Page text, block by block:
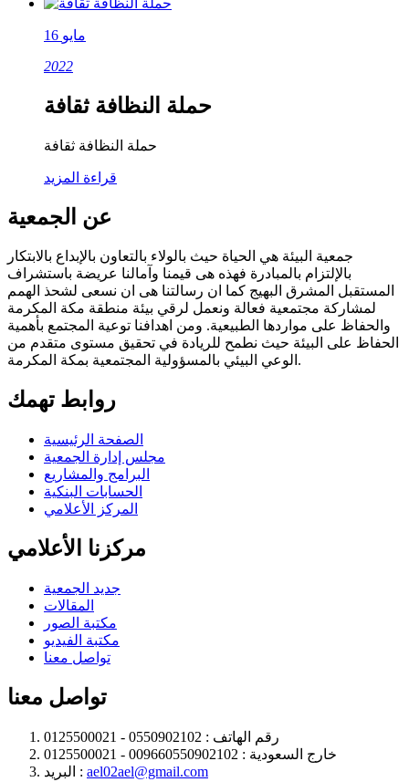
16 مايو
2022
حملة النظافة ثقافة
حملة النظافة ثقافة
قراءة المزيد
عن الجمعية
جمعية البيئة هي الحياة حيث بالولاء بالتعاون بالإبداع بالابتكار
بالإلتزام بالمبادرة فهذه هى قيمنا وآمالنا عريضة باستشراف
المستقبل المشرق البهيج كما ان رسالتنا هى ان نسعى لشحذ الهمم
لمشاركة مجتمعية فعالة ونعمل لرقي بيئة منطقة مكة المكرمة
والحفاظ على مواردها الطبيعية. ومن اهدافنا توعية المجتمع بأهمية
الحفاظ على البيئة حيث نطمح للريادة في تحقيق مستوى متقدم من
الوعي البيئي بالمسؤولية المجتمعية بمكة المكرمة.
روابط تهمك
الصفحة الرئيسية
مجلس إدارة الجمعية
البرامج والمشاريع
الحسابات البنكية
المركز الأعلامي
مركزنا الأعلامي
جديد الجمعية
المقالات
مكتبة الصور
مكتبة الفيديو
تواصل معنا
تواصل معنا
رقم الهاتف : 0550902102 - 0125500021
خارج السعودية : 009660550902102 - 0125500021
البريد : ael02ael@gmail.com